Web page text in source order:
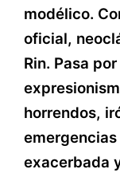
modélico.
oficial,
Rin. Pasa
horrendos,
exacerbada